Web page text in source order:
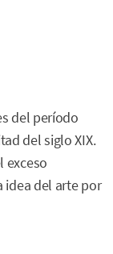
del período
del siglo XIX.
exceso
idea del arte por